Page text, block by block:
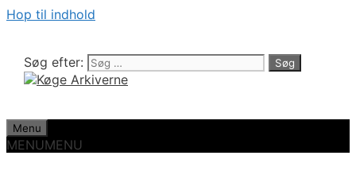
Hop til indhold
Søg efter:
Menu
MENUMENU